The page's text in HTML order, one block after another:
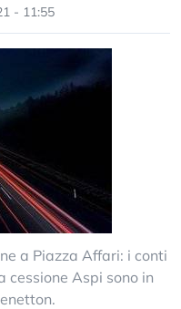
- 11:55
a Piazza Affari: i conti
cessione Aspi sono in